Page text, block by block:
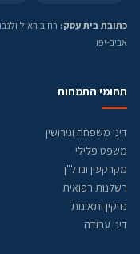
כתובת בית עסק:
אביב-יפו
תחומי התמחות
דיני משפחה וגירושין
משפט פלילי
מקרקעין ונדל"ן
רשלנות רפואית
נזיקין ותאונות
דיני עבודה